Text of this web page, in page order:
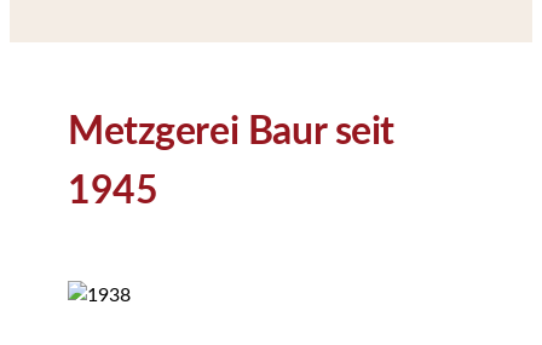
Metzgerei Baur seit
1945